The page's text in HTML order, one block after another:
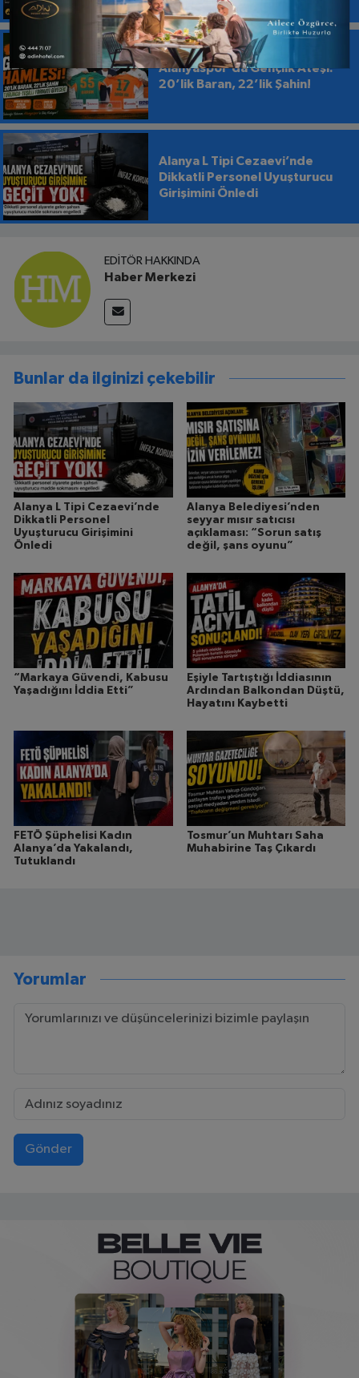
EDİYOR
Alanyaspor’da Gençlik Ateşi:
20’lik Baran, 22’lik Şahin!
Alanya L Tipi Cezaevi’nde
Dikkatli Personel Uyuşturucu
Girişimini Önledi
EDITÖR HAKKINDA
Haber Merkezi
Bunlar da ilginizi çekebilir
Alanya L Tipi Cezaevi’nde
Dikkatli Personel
Uyuşturucu Girişimini
Önledi
Alanya Belediyesi’nden
seyyar mısır satıcısı
açıklaması: “Sorun satış
değil, şans oyunu”
“Markaya Güvendi, Kabusu
Yaşadığını İddia Etti”
Eşiyle Tartıştığı İddiasının
Ardından Balkondan Düştü,
Hayatını Kaybetti
FETÖ Şüphelisi Kadın
Alanya’da Yakalandı,
Tutuklandı
Tosmur’un Muhtarı Saha
Muhabirine Taş Çıkardı
Yorumlar
Gönder